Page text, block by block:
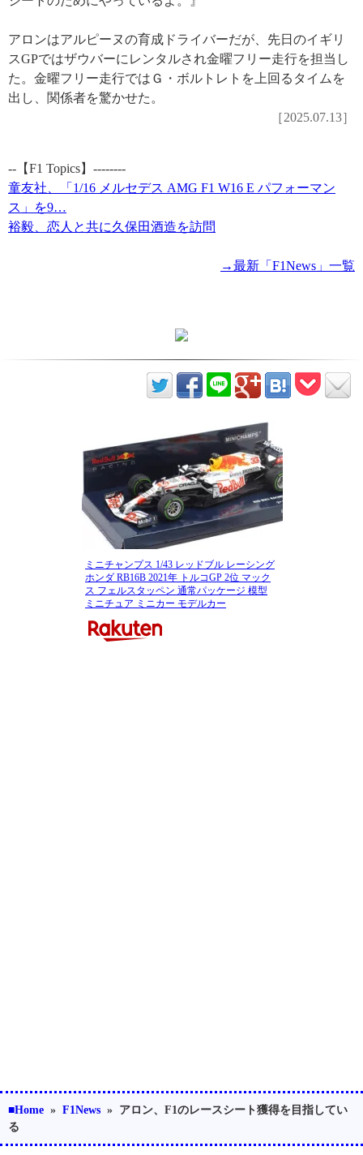
アロンはアルピーヌの育成ドライバーだが、先日のイギリ
スGPではザウバーにレンタルされ金曜フリー走行を担当し
た。金曜フリー走行ではＧ・ボルトレトを上回るタイムを
出し、関係者を驚かせた。
［2025.07.13］
--【F1 Topics】--------
童友社、「1/16 メルセデス AMG F1 W16 E パフォーマン
ス」を9…
裕毅、恋人と共に久保田酒造を訪問
→最新「F1News」一覧
ミニチャンプス 1/43 レッドブル レーシング
ホンダ RB16B 2021年 トルコGP 2位 マック
ス フェルスタッペン 通常パッケージ 模型
ミニチュア ミニカー モデルカー
■Home » F1News » アロン、F1のレースシート獲得を目指してい
る